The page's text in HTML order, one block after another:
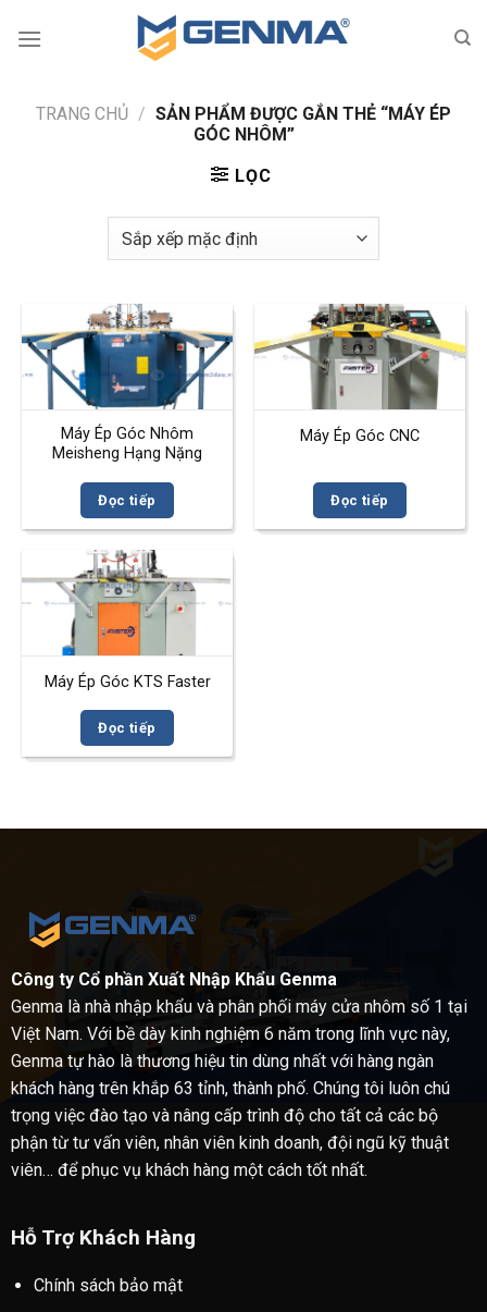
qua
TRANG CHỦ / SẢN PHẨM ĐƯỢC GẮN THẺ “MÁY ÉP
GÓC NHÔM”
LỌC
Máy Ép Góc Nhôm
Meisheng Hạng Nặng
Đọc tiếp
Máy Ép Góc CNC
Đọc tiếp
Máy Ép Góc KTS Faster
Đọc tiếp
Công ty Cổ phần Xuất Nhập Khẩu Genma
Genma là nhà nhập khẩu và phân phối máy cửa nhôm số 1 tại
Việt Nam. Với bề dày kinh nghiệm 6 năm trong lĩnh vực này,
Genma tự hào là thương hiệu tin dùng nhất với hàng ngàn
khách hàng trên khắp 63 tỉnh, thành phố. Chúng tôi luôn chú
trọng việc đào tạo và nâng cấp trình độ cho tất cả các bộ
phận từ tư vấn viên, nhân viên kinh doanh, đội ngũ kỹ thuật
viên… để phục vụ khách hàng một cách tốt nhất.
Hỗ Trợ Khách Hàng
Chính sách bảo mật